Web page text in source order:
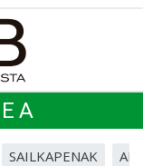
SAILKAPENAK